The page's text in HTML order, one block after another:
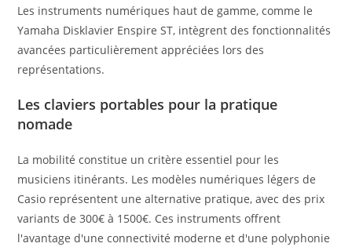
Les instruments numériques haut de gamme, comme le
Yamaha Disklavier Enspire ST, intègrent des fonctionnalités
avancées particulièrement appréciées lors des
représentations.
Les claviers portables pour la pratique
nomade
La mobilité constitue un critère essentiel pour les
musiciens itinérants. Les modèles numériques légers de
Casio représentent une alternative pratique, avec des prix
variants de 300€ à 1500€. Ces instruments offrent
l'avantage d'une connectivité moderne et d'une polyphonie